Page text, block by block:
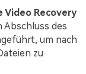
Video Recovery
Abschluss des
um nach
zu